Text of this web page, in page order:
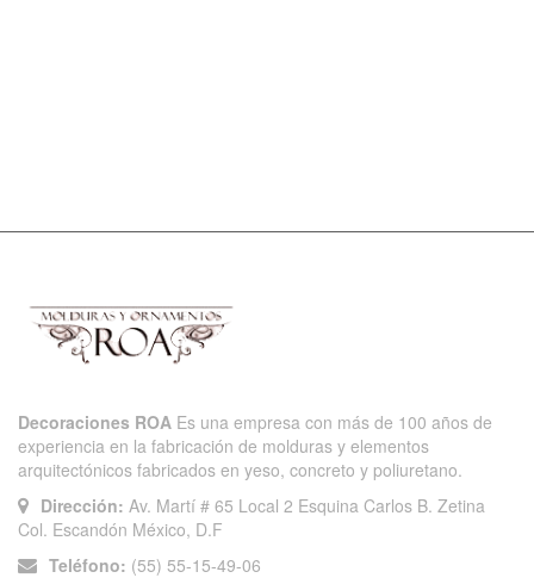
Decoraciones ROA Es una empresa con más de 100 años de
experiencia en la fabricación de molduras y elementos
arquitectónicos fabricados en yeso, concreto y poliuretano.
Dirección: Av. Martí # 65 Local 2 Esquina Carlos B. Zetina
Col. Escandón México, D.F
Teléfono: (55) 55-15-49-06